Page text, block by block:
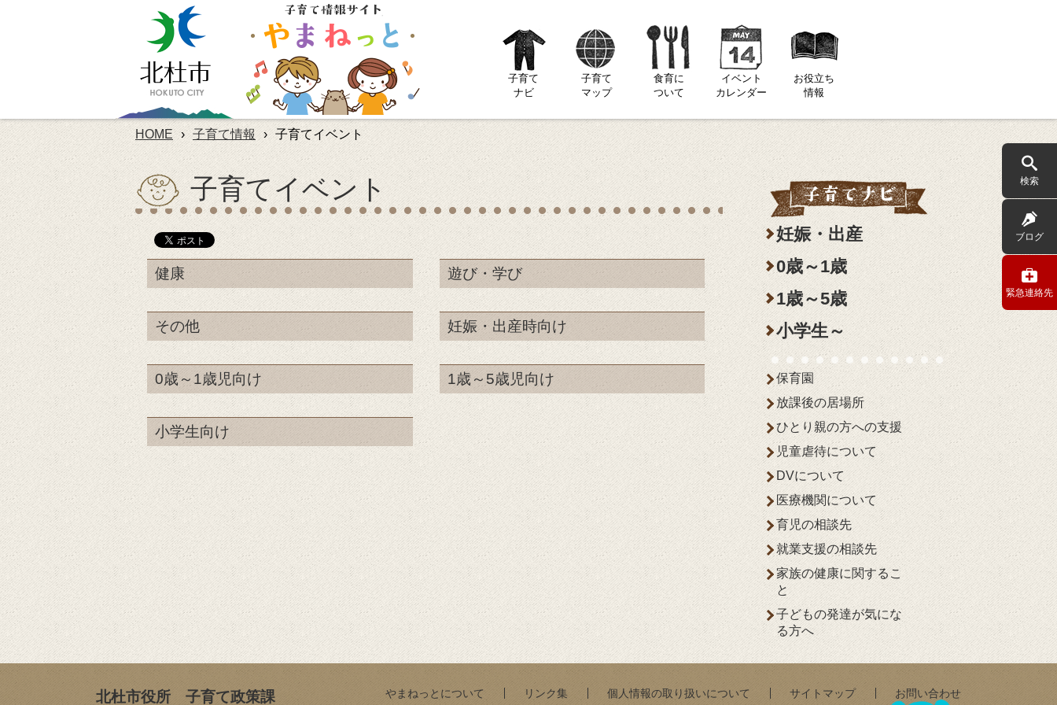
子育て
ナビ
子育て
マップ
食育に
ついて
イベント
カレンダー
お役立ち
情報
HOME › 子育て情報 › 子育てイベント
検索
ブログ
緊急連絡先
子育てイベント
健康 遊び・学び
その他 妊娠・出産時向け
0歳～1歳児向け 1歳～5歳児向け
小学生向け
妊娠・出産
0歳～1歳
1歳～5歳
小学生～
保育園
放課後の居場所
ひとり親の方への支援
児童虐待について
DVについて
医療機関について
育児の相談先
就業支援の相談先
家族の健康に関するこ
と
子どもの発達が気にな
る方へ
やまねっとについて リンク集 個人情報の取り扱いについて サイトマップ お問い合わせ
北杜市役所 子育て政策課